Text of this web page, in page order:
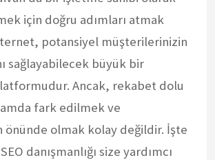
için doğru adımları atmak
potansiyel müşterilerinizin
sağlayabilecek büyük bir
Ancak, rekabet dolu
fark edilmek ve
önünde olmak kolay değildir. İşte
danışmanlığı size yardımcı